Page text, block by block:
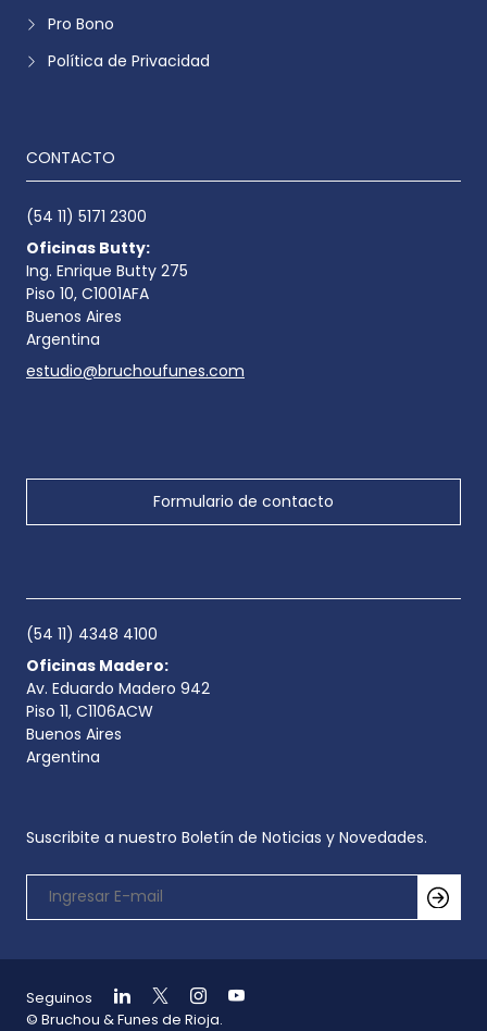
Pro Bono
Política de Privacidad
CONTACTO
(54 11) 5171 2300
Oficinas Butty:
Ing. Enrique Butty 275
Piso 10, C1001AFA
Buenos Aires
Argentina
estudio@bruchoufunes.com
Formulario de contacto
(54 11) 4348 4100
Oficinas Madero:
Av. Eduardo Madero 942
Piso 11, C1106ACW
Buenos Aires
Argentina
Suscribite a nuestro Boletín de Noticias y Novedades.
© Bruchou & Funes de Rioja.
Seguinos